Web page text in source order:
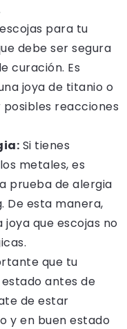
para tu
debe ser segura
curación. Es
joya de titanio o
reacciones
Si tienes
metales, es
prueba de alergia
De esta manera,
que escojas no
que tu
antes de
de estar
y en buen estado